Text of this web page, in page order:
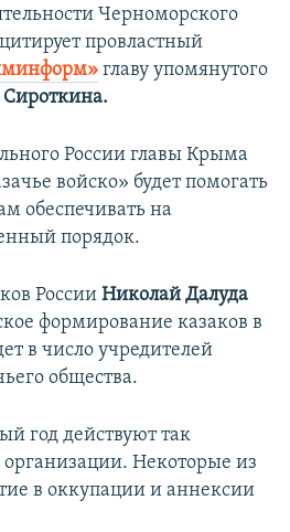
Черноморского
провластный
главу упомянутого
России главы Крыма
войско» будет помогать
обеспечивать на
порядок.
России Николай Далуда
формирование казаков в
в число учредителей
общества.
год действуют так
Некоторые из
в оккупации и аннексии